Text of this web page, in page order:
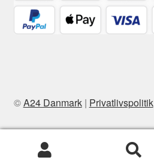
©A24 Danmark| Privatlivspolitik